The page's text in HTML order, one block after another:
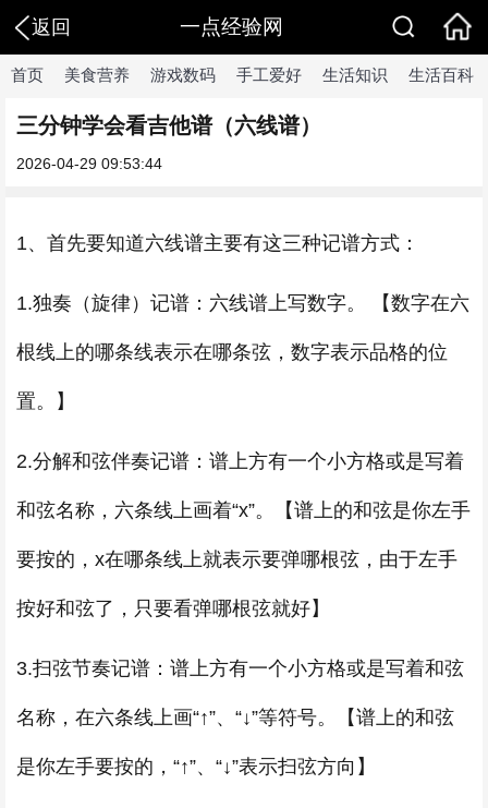
返回 一点经验网
首页 美食营养 游戏数码 手工爱好 生活知识 生活百科
三分钟学会看吉他谱（六线谱）
2026-04-29 09:53:44
1、首先要知道六线谱主要有这三种记谱方式：
1.独奏（旋律）记谱：六线谱上写数字。 【数字在六
根线上的哪条线表示在哪条弦，数字表示品格的位
置。】
2.分解和弦伴奏记谱：谱上方有一个小方格或是写着
和弦名称，六条线上画着“x”。【谱上的和弦是你左手
要按的，x在哪条线上就表示要弹哪根弦，由于左手
按好和弦了，只要看弹哪根弦就好】
3.扫弦节奏记谱：谱上方有一个小方格或是写着和弦
名称，在六条线上画“↑”、“↓”等符号。【谱上的和弦
是你左手要按的，“↑”、“↓”表示扫弦方向】